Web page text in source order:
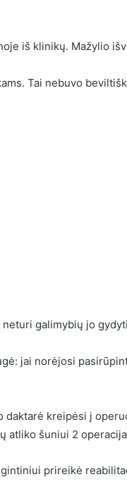
iš klinikų. Mažylio
Tai nebuvo
galimybių jo
jai norėjosi
daktarė kreipėsi į
atliko šuniui 2
prireikė